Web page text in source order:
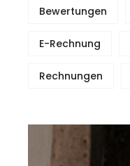
Bewertungen
E-Rechnung
Rechnungen